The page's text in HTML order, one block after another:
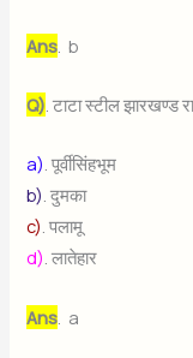
Ans . b
Q) . टाटा स्टील
a). पूर्वीसिंहभूम
b). दुमका
c). पलामू
d). लातेहार
Ans . a